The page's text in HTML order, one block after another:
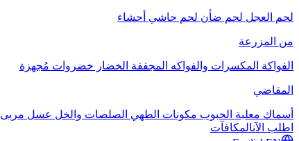
لحم العجل لحم ضأن لحم حاشي أحشاء
من المزرعة
الفواكة المكسرات والفواكه المجففة الخضار خضروات مُجهزة
المقاضي
أسماك معلبة الحبوب مكونات الطهي الصلصات والخل عسل مربى
اطلب الآنالمكافآت